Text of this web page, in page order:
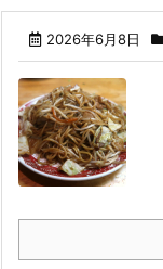
2026年6月8日